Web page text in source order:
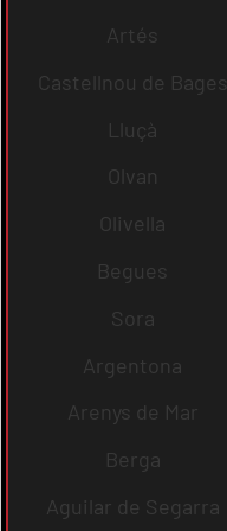
Artés
Castellnou de Bages
Lluçà
Olvan
Olivella
Begues
Sora
Argentona
Arenys de Mar
Berga
Aguilar de Segarra